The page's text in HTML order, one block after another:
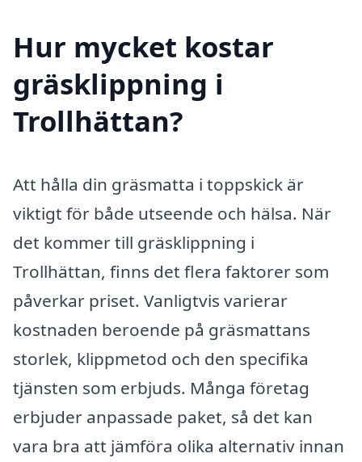
Hur mycket kostar
gräsklippning i
Trollhättan?
Att hålla din gräsmatta i toppskick är
viktigt för både utseende och hälsa. När
det kommer till gräsklippning i
Trollhättan, finns det flera faktorer som
påverkar priset. Vanligtvis varierar
kostnaden beroende på gräsmattans
storlek, klippmetod och den specifika
tjänsten som erbjuds. Många företag
erbjuder anpassade paket, så det kan
vara bra att jämföra olika alternativ innan